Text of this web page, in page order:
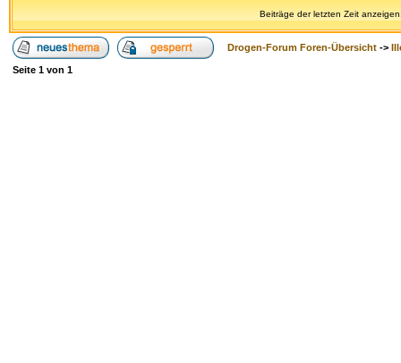
Beiträge der letzten Zeit
Drogen-Forum Foren-Übersicht ->
Seite 1 von 1